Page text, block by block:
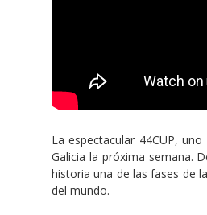
La espectacular 44CUP,
Galicia la próxima semana.
historia una de las fases de
del mundo.